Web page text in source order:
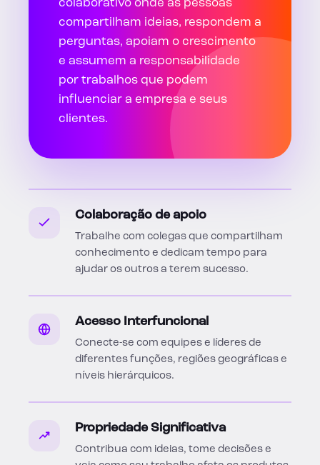
colaborativo onde as pessoas
compartilham ideias, respondem a
perguntas, apoiam o crescimento
e assumem a responsabilidade
por trabalhos que podem
influenciar a empresa e seus
clientes.
Colaboração de apoio
Trabalhe com colegas que compartilham
conhecimento e dedicam tempo para
ajudar os outros a terem sucesso.
Acesso Interfuncional
Conecte-se com equipes e líderes de
diferentes funções, regiões geográficas e
níveis hierárquicos.
Propriedade Significativa
Contribua com ideias, tome decisões e